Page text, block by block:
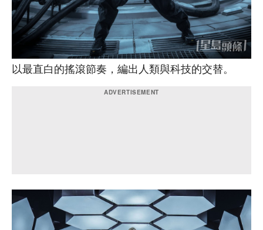
以最直白的搖滾節奏，編出人類與科技的交替。